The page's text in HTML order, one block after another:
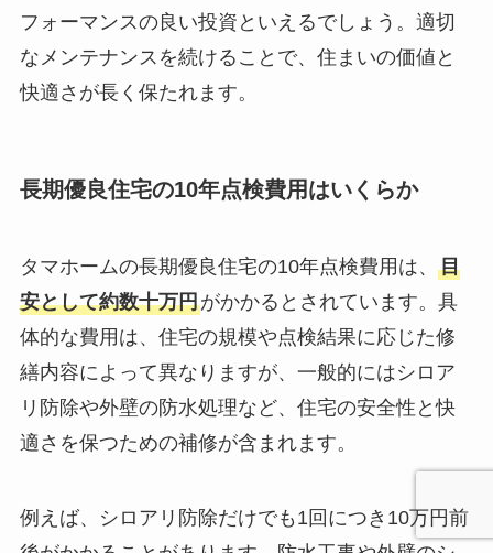
フォーマンスの良い投資といえるでしょう。適切
なメンテナンスを続けることで、住まいの価値と
快適さが長く保たれます。
長期優良住宅の10年点検費用はいくらか
タマホームの長期優良住宅の10年点検費用は、 目
安として約数十万円がかかるとされています。具
体的な費用は、住宅の規模や点検結果に応じた修
繕内容によって異なりますが、一般的にはシロア
リ防除や外壁の防水処理など、住宅の安全性と快
適さを保つための補修が含まれます。
例えば、シロアリ防除だけでも1回につき10万円前